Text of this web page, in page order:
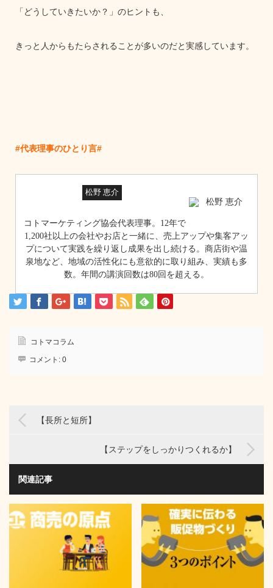
「どうしていきたいか？」のヒントも、
きっと人からもたらされることが多いのだと実感しています。
#代表理事のひとり言#
松野 恵介
コトマーケティング協会代表理事。12年で
1,200社以上の会社やお店と一緒に、売上アップや集客アッ
プについて実践を繰り返し成果を出し続ける。商店街や温
泉地など、地域の活性化にも意欲的に取り組み、実績も多
数。年間の講演回数は80回を超える。
コトマコラム
コメント: 0
【長所と短所】
【ステップをしっかりつくれるか】
関連記事